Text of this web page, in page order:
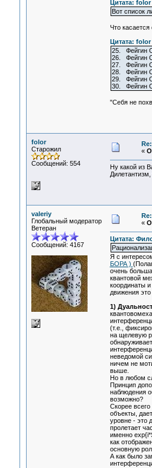
Цитата:
Вот список
Что
Цитата:
25. Фейгин
26. Фейгин
27. Фейгин
28. Фейгин
29. Фейгин
30. Фейгин
"Себя не
folor
Старожил
Сообщений: 554
«
Ну какой из
valeriy
Глобальный модератор
Ветеран
Сообщений: 4167
«
Цитата:
Я с
БОРА )
очень
квантовой
координаты
движения это
1)
(т.е.,
на щелевую
неведомой
ничем не
выше.
Но в любом
Принцип
наблюдения
возможно?
Скорее
объекты,
уровне - это
пролетает
именно
как
основную
А как было